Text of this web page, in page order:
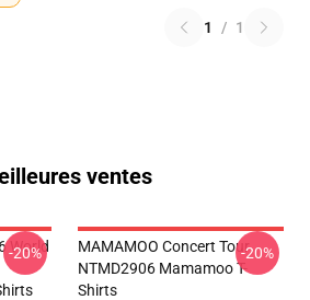
1 / 1
ventes
World
-20%
MAMAMOO Concert Tour
NTMD2906 Mamamoo T-
Shirts
-20%